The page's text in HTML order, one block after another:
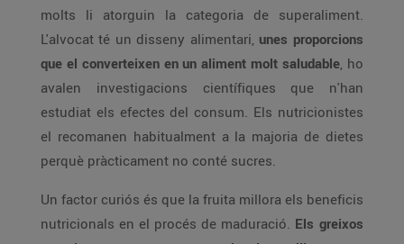
molts li atorguin la categoria de superaliment.
L'alvocat té un disseny alimentari, unes proporcions
que el converteixen en un aliment molt saludable, ho
avalen investigacions científiques que n'han
estudiat els efectes del consum. Els nutricionistes
el recomanen habitualment a la majoria de dietes
perquè pràcticament no conté sucres.
Un factor curiós és que la fruita millora els beneficis
nutricionals en el procés de maduració. Els greixos